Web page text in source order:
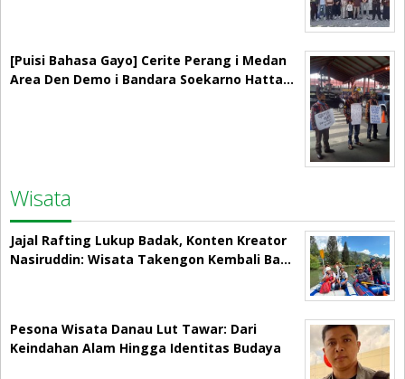
[Puisi Bahasa Gayo] Cerite Perang i Medan
Area Den Demo i Bandara Soekarno Hatta…
Wisata
Jajal Rafting Lukup Badak, Konten Kreator
Nasiruddin: Wisata Takengon Kembali Ba…
Pesona Wisata Danau Lut Tawar: Dari
Keindahan Alam Hingga Identitas Budaya